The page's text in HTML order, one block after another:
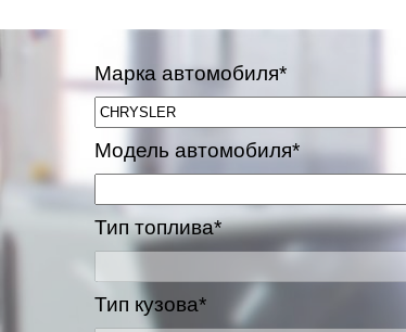
Марка автомобиля*
Модель автомобиля*
Тип топлива*
Тип кузова*